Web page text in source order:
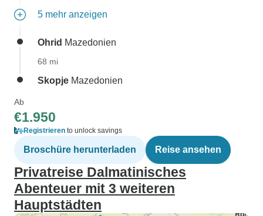
5 mehr anzeigen
Ohrid Mazedonien
68 mi
Skopje Mazedonien
Ab
€1.950
Registrieren to unlock savings
Broschüre herunterladen Reise ansehen
Privatreise Dalmatinisches
Abenteuer mit 3 weiteren
Hauptstädten